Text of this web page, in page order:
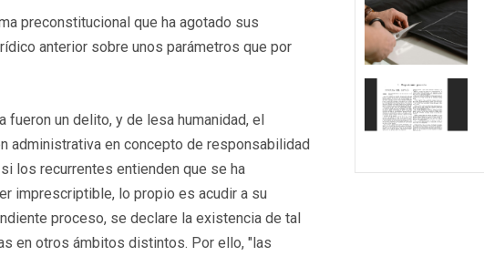
preconstitucional que ha agotado sus
anterior sobre unos parámetros que por
un delito, y de lesa humanidad, el
administrativa en concepto de responsabilidad
los recurrentes entienden que se ha
imprescriptible, lo propio es acudir a su
proceso, se declare la existencia de tal
en otros ámbitos distintos. Por ello, "las